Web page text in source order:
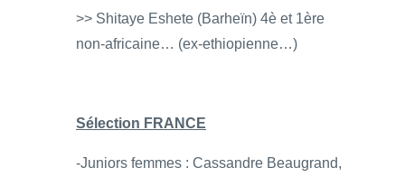
>> Shitaye Eshete (Barheïn) 4è et 1ère
non-africaine… (ex-ethiopienne…)
Sélection FRANCE
-Juniors femmes : Cassandre Beaugrand,